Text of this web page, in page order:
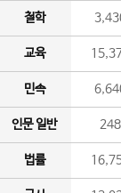
철학
교육
민속
인문 일반 248
법률